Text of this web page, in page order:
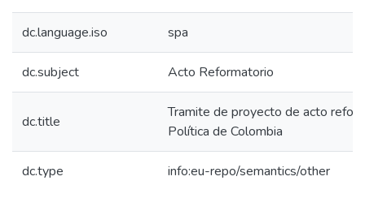
dc.language.iso spa
dc.subject Acto Reformatorio
dc.title
Tramite de proyecto de acto
Política de Colombia
dc.type info:eu-repo/semantics/other